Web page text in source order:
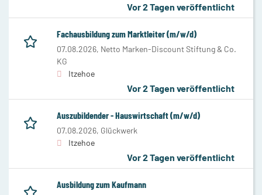
Vor 2 Tagen veröffentlicht
Fachausbildung zum Marktleiter (m/w/d)
07.08.2026, Netto Marken-Discount Stiftung & Co.
KG
Itzehoe
Vor 2 Tagen veröffentlicht
Auszubildender - Hauswirtschaft (m/w/d)
07.08.2026, Glückwerk
Itzehoe
Vor 2 Tagen veröffentlicht
Ausbildung zum Kaufmann